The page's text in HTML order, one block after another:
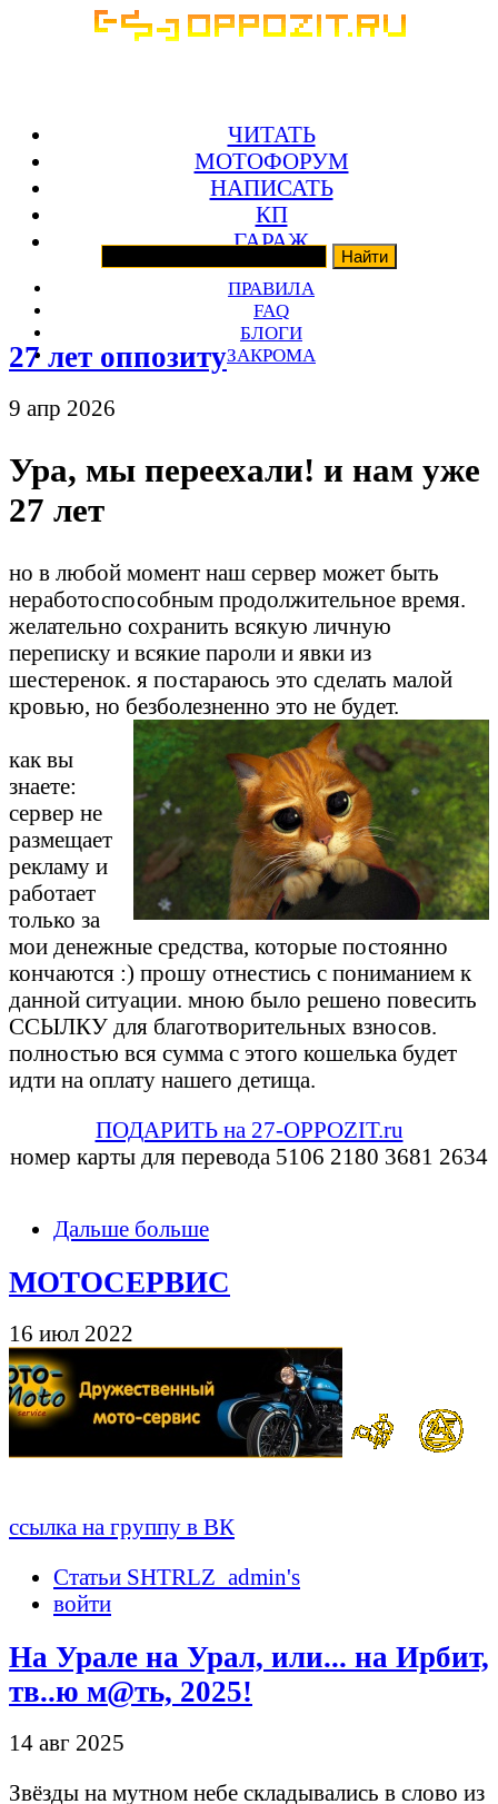
ЧИТАТЬ
МОТОФОРУМ
НАПИСАТЬ
КП
ГАРАЖ
ПРАВИЛА
FAQ
БЛОГИ
ЗАКРОМА
27 лет оппозиту
9 апр 2026
Ура, мы переехали! и нам уже
27 лет
но в любой момент наш сервер может быть
неработоспособным продолжительное время.
желательно сохранить всякую личную
переписку и всякие пароли и явки из
шестеренок. я постараюсь это сделать малой
кровью, но безболезненно это не будет.
как вы
знаете:
сервер не
размещает
рекламу и
работает
только за
мои денежные средства, которые постоянно
кончаются :) прошу отнестись с пониманием к
данной ситуации. мною было решено повесить
ССЫЛКУ для благотворительных взносов.
полностью вся сумма с этого кошелька будет
идти на оплату нашего детища.
ПОДАРИТЬ на 27-OPPOZIT.ru
номер карты для перевода 5106 2180 3681 2634
Дальше больше
МОТОСЕРВИС
16 июл 2022
ссылка на группу в ВК
Статьи SHTRLZ_admin's
войти
На Урале на Урал, или... на Ирбит,
тв..ю м@ть, 2025!
14 авг 2025
Звёзды на мутном небе складывались в слово из